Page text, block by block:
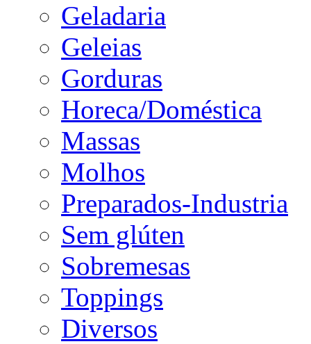
Geladaria
Geleias
Gorduras
Horeca/Doméstica
Massas
Molhos
Preparados-Industria
Sem glúten
Sobremesas
Toppings
Diversos